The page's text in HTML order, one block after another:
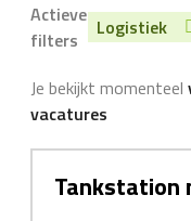
Actieve
filters
Logistiek
Je bekijkt momenteel
vacatures
Tankstation